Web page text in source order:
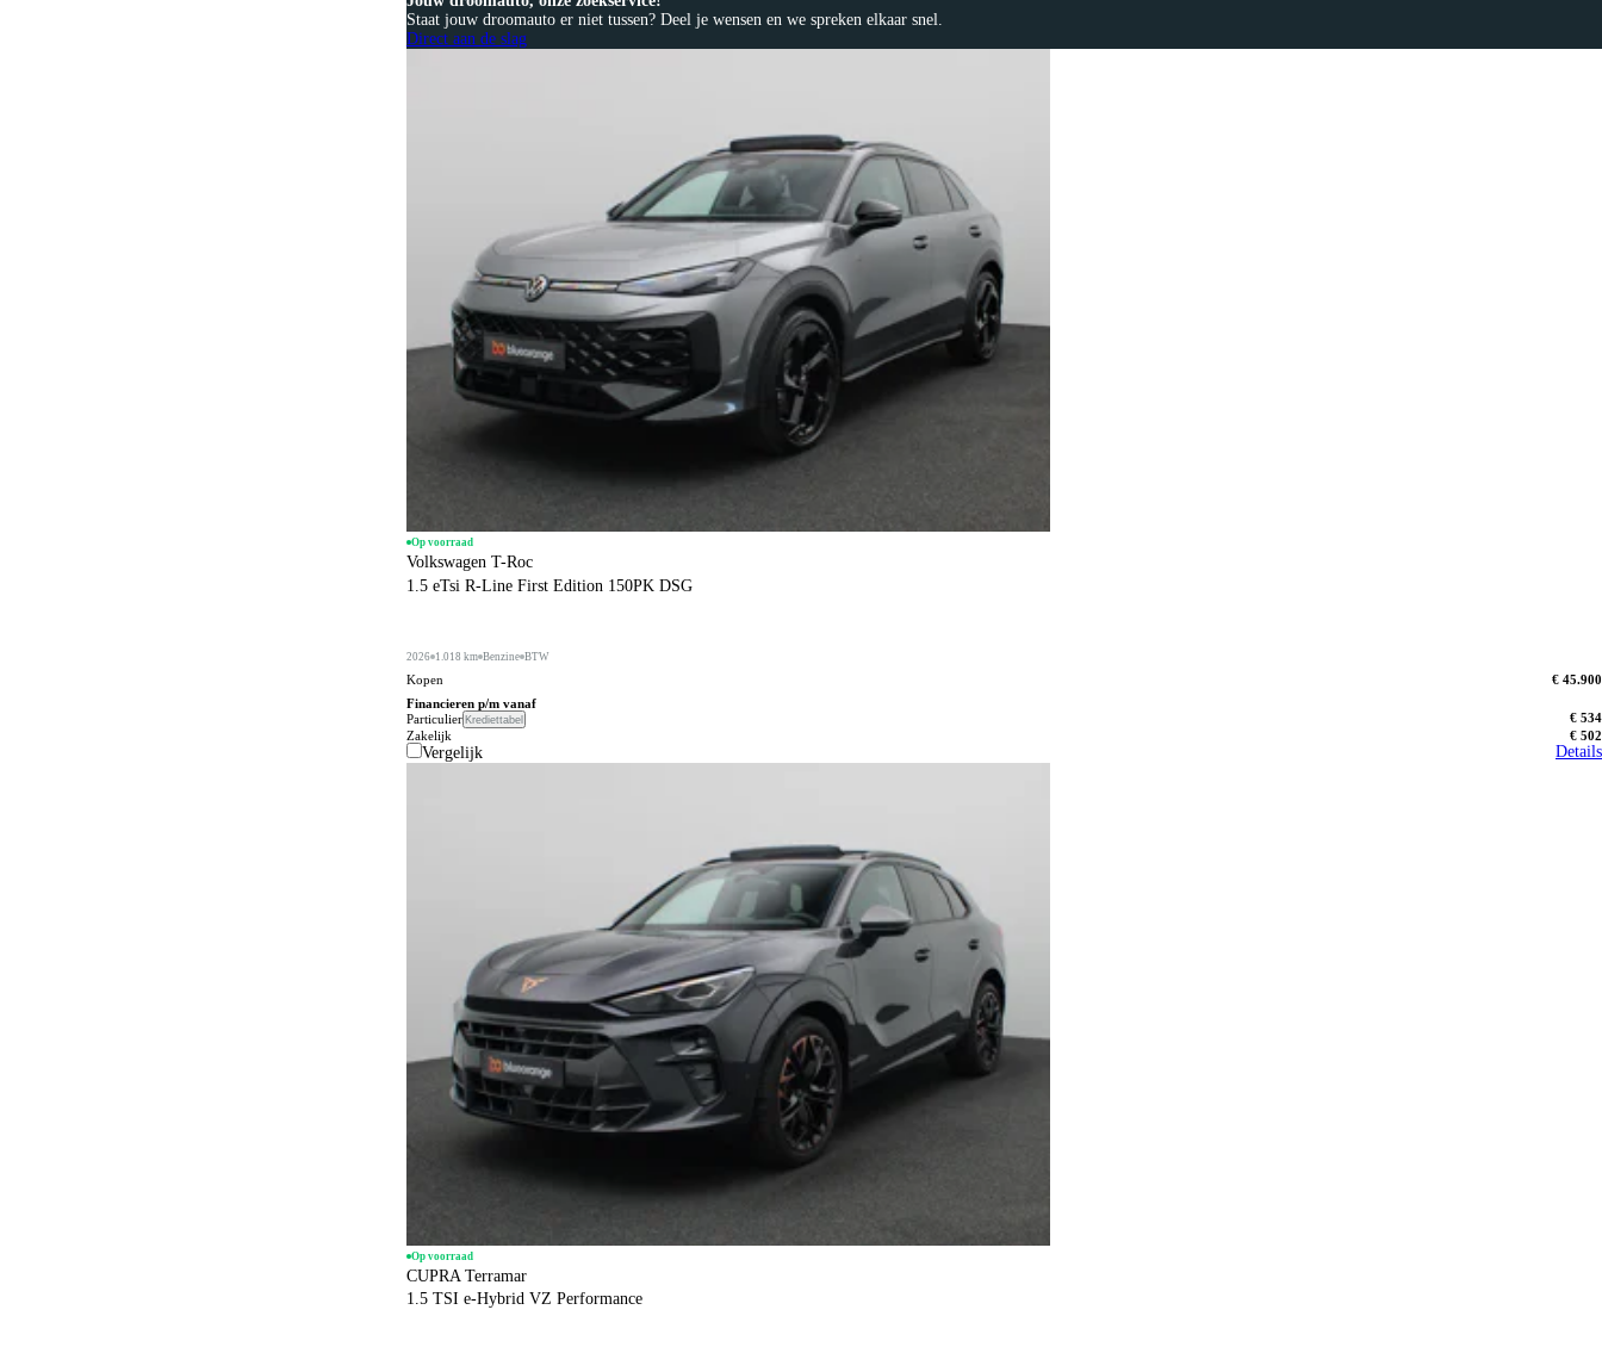
Staat jouw droomauto er niet tussen? Deel je wensen en we spreken elkaar snel.
Direct aan de slag
Op voorraad
Volkswagen T-Roc
1.5 eTsi R-Line First Edition 150PK DSG
2026 1.018 km Benzine BTW
Kopen
€ 45.900
Financieren p/m vanaf
ParticulierKrediettabel
€ 534
Zakelijk
€ 502
Vergelijk Details
Op voorraad
CUPRA Terramar
1.5 TSI e-Hybrid VZ Performance